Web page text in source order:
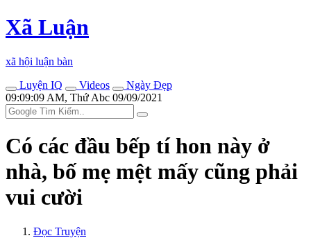
Xã Luận
xã hội luận bàn
Luyện IQ
Videos
Ngày Đẹp
09:09:09 AM, Thứ Abc 09/09/2021
Có các đầu bếp tí hon này ở
nhà, bố mẹ mệt mấy cũng phải
vui cười
Đọc Truyện